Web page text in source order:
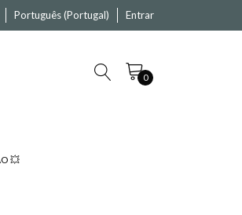
Português (Portugal) Entrar
0
💥